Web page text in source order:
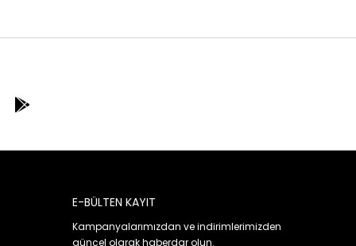
E-BÜLTEN KAYIT
Kampanyalarımızdan ve indirimlerimizden
güncel olarak haberdar olun.